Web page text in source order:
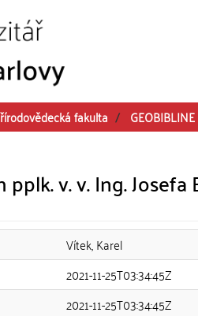
fakulta
v. v. Ing.
Vítek, Karel
2021-11-25T03:34:45Z
2021-11-25T03:34:45Z